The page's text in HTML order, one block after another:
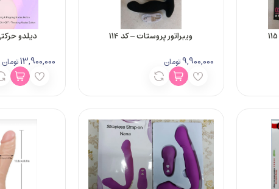
ویبراتور پروستات – کد 114
9,900,000تومان
دیلدو
13,900,000تومان